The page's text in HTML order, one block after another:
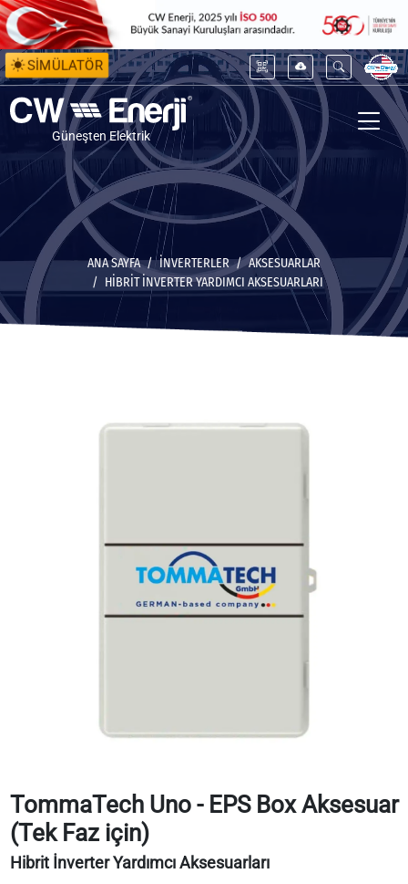
SİMÜLATÖR
Güneşten Elektrik
ANA SAYFA İNVERTERLER
AKSESUARLAR
HIBRIT İNVERTER YARDIMCI AKSESUARLARI
TommaTech Uno - EPS Box Aksesuar
(Tek Faz için)
Hibrit İnverter Yardımcı Aksesuarları